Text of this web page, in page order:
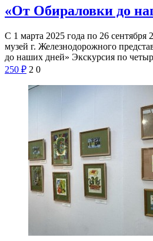
«От Обираловки до
С 1 марта 2025 года по 26 сентября
музей г. Железнодорожного
до наших дней» Экскурсия по
250 ₽ 2 0